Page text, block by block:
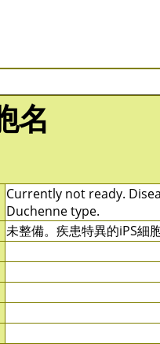
名
Currently not ready.
Duchenne type.
未整備。疾患特異的iPS細